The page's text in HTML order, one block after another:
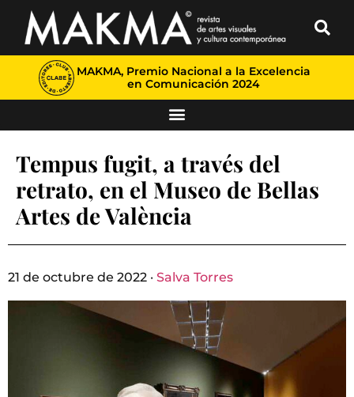
MAKMA, Premio Nacional a la Excelencia
en Comunicación 2024
Tempus fugit, a través del
retrato, en el Museo de Bellas
Artes de València
21 de octubre de 2022 · Salva Torres